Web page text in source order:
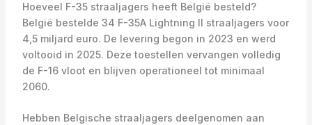
Hoeveel F-35 straaljagers heeft België besteld?
België bestelde 34 F-35A Lightning II straaljagers voor
4,5 miljard euro. De levering begon in 2023 en werd
voltooid in 2025. Deze toestellen vervangen volledig
de F-16 vloot en blijven operationeel tot minimaal
2060.
Hebben Belgische straaljagers deelgenomen aan